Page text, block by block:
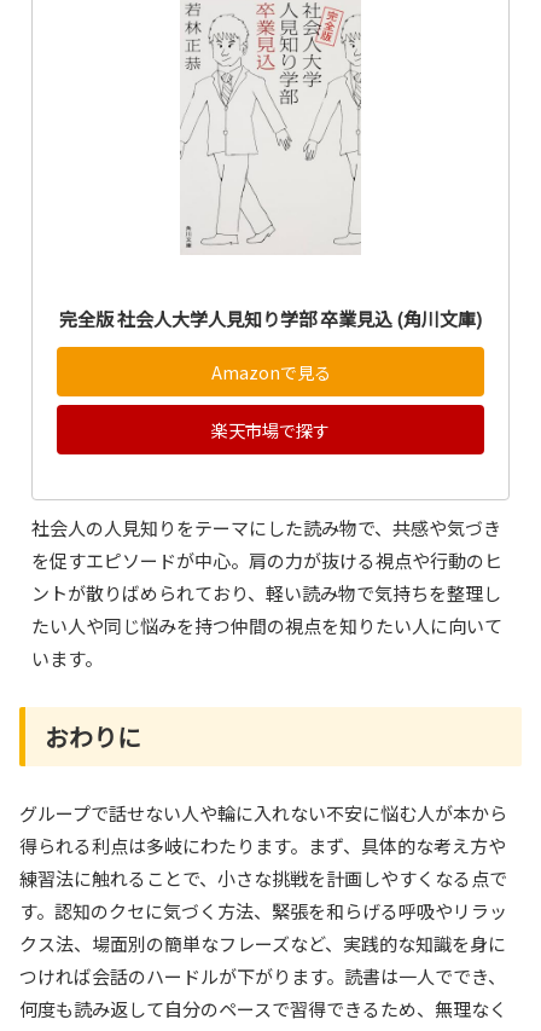
完全版 社会人大学人見知り学部 卒業見込 (角川文庫)
Amazonで見る
楽天市場で探す
社会人の人見知りをテーマにした読み物で、共感や気づき
を促すエピソードが中心。肩の力が抜ける視点や行動のヒ
ントが散りばめられており、軽い読み物で気持ちを整理し
たい人や同じ悩みを持つ仲間の視点を知りたい人に向いて
います。
おわりに
グループで話せない人や輪に入れない不安に悩む人が本から
得られる利点は多岐にわたります。まず、具体的な考え方や
練習法に触れることで、小さな挑戦を計画しやすくなる点で
す。認知のクセに気づく方法、緊張を和らげる呼吸やリラッ
クス法、場面別の簡単なフレーズなど、実践的な知識を身に
つければ会話のハードルが下がります。読書は一人ででき、
何度も読み返して自分のペースで習得できるため、無理なく